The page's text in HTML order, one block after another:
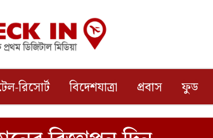
রিসোর্ট বিদেশযাত্রা প্রবাস ফুড